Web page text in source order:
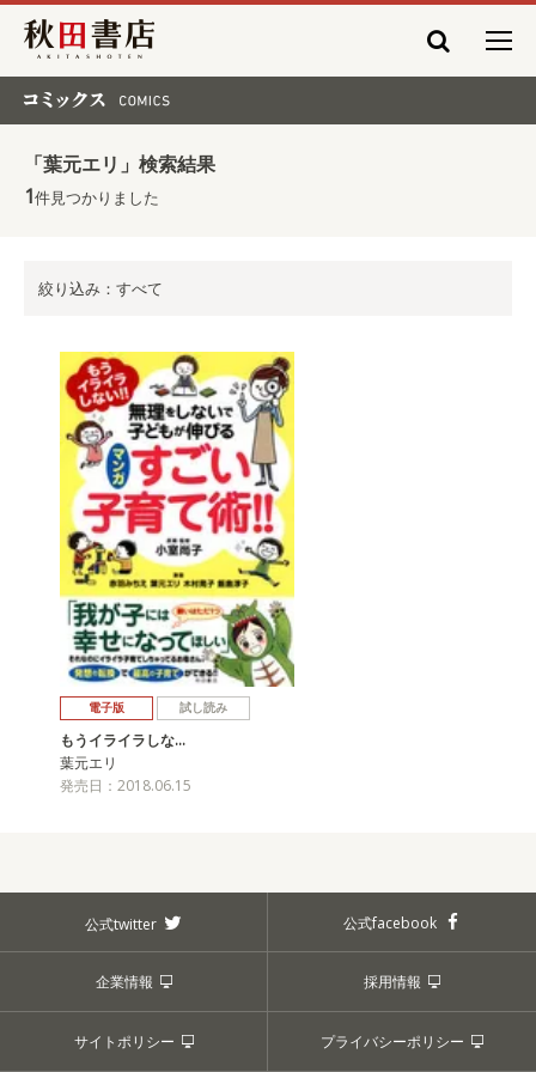
秋田書店
「葉元エリ」検索結果
1件見つかりました
絞り込み：すべて
電子版 試し読み
もうイライラしな…
葉元エリ
発売日：2018.06.15
公式twitter 公式facebook
企業情報 採用情報
サイトポリシー プライバシーポリシー